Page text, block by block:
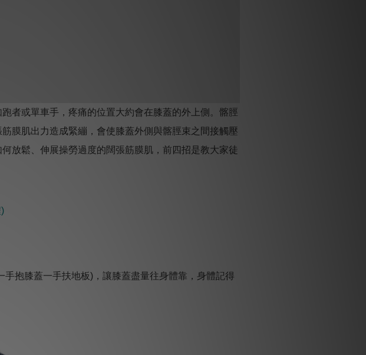
者或單車手，疼痛的位置大約會在膝蓋的外上側。髂脛
膜肌出力造成緊繃，會使膝蓋外側與髂脛束之間接觸壓
放鬆、伸展操勞過度的闊張筋膜肌，前四招是教大家徒
手抱膝蓋一手扶地板)，讓膝蓋盡量往身體靠，身體記得